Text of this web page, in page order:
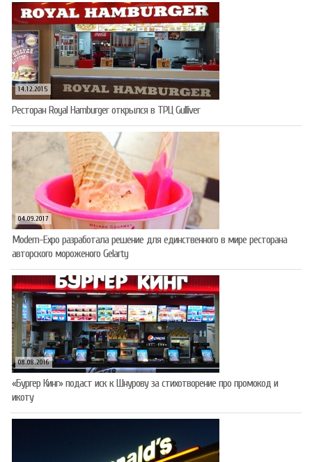
14.12.2015
Ресторан Royal Hamburger открылся в ТРЦ Gulliver
04.09.2017
Modern-Expo разработала решение для единственного в мире ресторана
авторского мороженого Gelarty
08.08.2016
«Бургер Кинг» подаст иск к Шнурову за стихотворение про промокод и
икоту